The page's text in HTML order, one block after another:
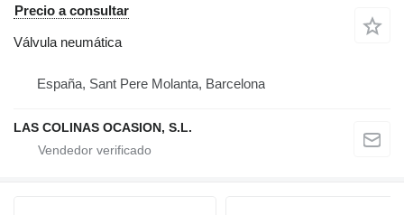
Precio a consultar
Válvula neumática
España, Sant Pere Molanta, Barcelona
LAS COLINAS OCASION, S.L.